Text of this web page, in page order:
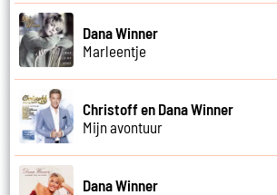
Dana Winner
Marleentje
Christoff en Dana Winner
Mijn avontuur
Dana Winner